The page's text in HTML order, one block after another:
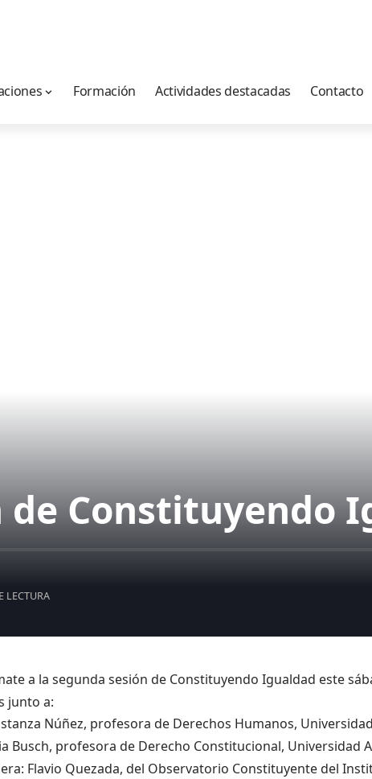
Formación Actividades destacadas Contacto
de Constituyendo
LECTURA
a la segunda sesión de Constituyendo Igualdad este
junto a:
Núñez, profesora de Derechos Humanos,
Busch, profesora de Derecho Constitucional, Universidad
Flavio Quezada, del Observatorio Constituyente del